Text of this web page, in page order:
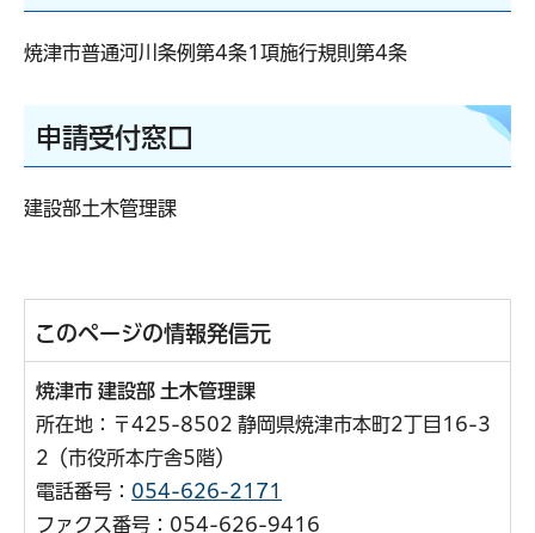
焼津市普通河川条例第4条1項施行規則第4条
申請受付窓口
建設部土木管理課
このページの情報発信元
焼津市 建設部 土木管理課
所在地：〒425-8502 静岡県焼津市本町2丁目16-3
2（市役所本庁舎5階）
電話番号： 054-626-2171
ファクス番号：054-626-9416